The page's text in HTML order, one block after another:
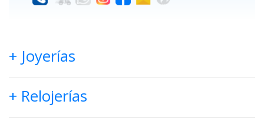
+ Joyerías
+ Relojerías